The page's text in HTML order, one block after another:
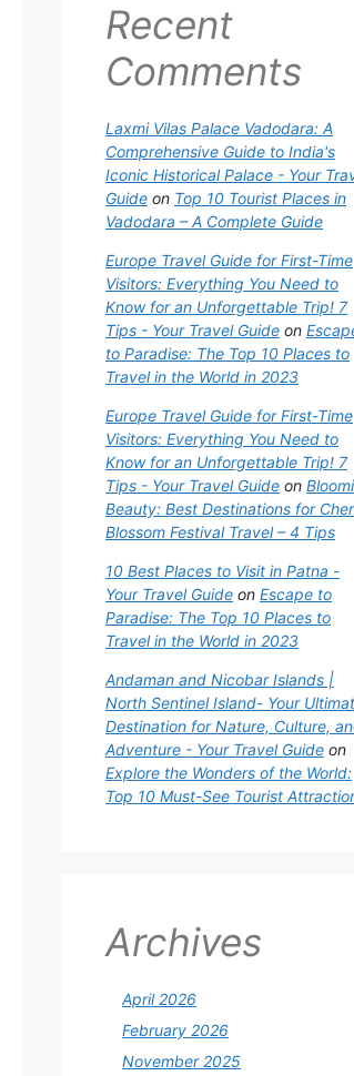
Recent
Comments
Laxmi Vilas Palace Vadodara: A
Comprehensive Guide to India's
Iconic Historical Palace - Your
Guide on Top 10 Tourist Places in
Vadodara – A Complete Guide
Europe Travel Guide for First-Time
Visitors: Everything You Need to
Know for an Unforgettable Trip! 7
Tips - Your Travel Guide on
to Paradise: The Top 10 Places to
Travel in the World in 2023
Europe Travel Guide for First-Time
Visitors: Everything You Need to
Know for an Unforgettable Trip! 7
Tips - Your Travel Guide on
Beauty: Best Destinations for
Blossom Festival Travel – 4 Tips
10 Best Places to Visit in Patna -
Your Travel Guide on Escape to
Paradise: The Top 10 Places to
Travel in the World in 2023
Andaman and Nicobar Islands |
North Sentinel Island- Your
Destination for Nature, Culture,
Adventure - Your Travel Guide on
Explore the Wonders of the World:
Top 10 Must-See Tourist
Archives
April 2026
February 2026
November 2025